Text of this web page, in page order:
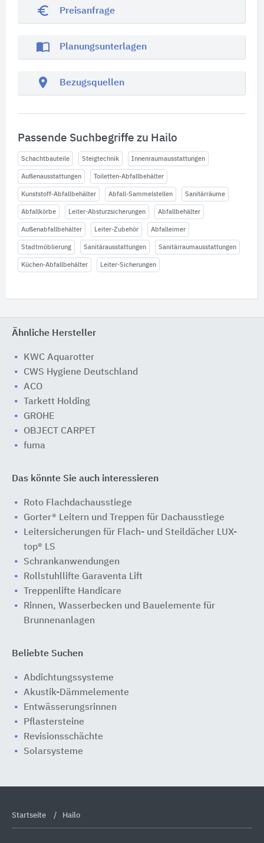
euro_symbol Preisanfrage
import_contacts Planungsunterlagen
location_on Bezugsquellen
Passende Suchbegriffe zu Hailo
Schachtbauteile Steigtechnik Innenraumausstattungen
Außenausstattungen Toiletten-Abfallbehälter
Kunststoff-Abfallbehälter Abfall-Sammelstellen Sanitärräume
Abfallkörbe Leiter-Absturzsicherungen Abfallbehälter
Außenabfallbehälter Leiter-Zubehör Abfalleimer
Stadtmöblierung Sanitärausstattungen Sanitärraumausstattungen
Küchen-Abfallbehälter Leiter-Sicherungen
Ähnliche Hersteller
KWC Aquarotter
CWS Hygiene Deutschland
ACO
Tarkett Holding
GROHE
OBJECT CARPET
fuma
Das könnte Sie auch interessieren
Roto Flachdachausstiege
Gorter® Leitern und Treppen für Dachausstiege
Leitersicherungen für Flach- und Steildächer LUX-
top® LS
Schrankanwendungen
Rollstuhllifte Garaventa Lift
Treppenlifte Handicare
Rinnen, Wasserbecken und Bauelemente für
Brunnenanlagen
Beliebte Suchen
Abdichtungssysteme
Akustik-Dämmelemente
Entwässerungsrinnen
Pflastersteine
Revisionsschächte
Solarsysteme
Startseite Hailo